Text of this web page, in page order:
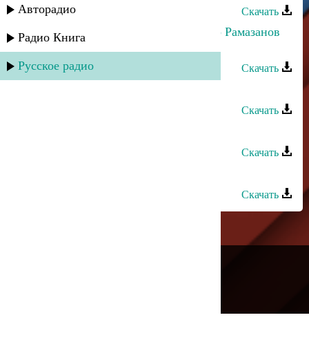
Авторадио
Радио Книга
Русское радио
Скачать
Динара Гасанова и Магомед-Закир Рамазанов
- Бахтлу апин
Скачать
Скачать
Скачать
Скачать